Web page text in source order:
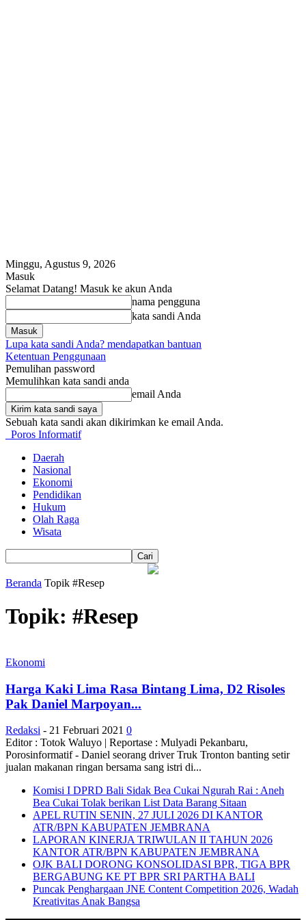
Minggu, Agustus 9, 2026
Masuk
Selamat Datang! Masuk ke akun Anda
nama pengguna
kata sandi Anda
Lupa kata sandi Anda? mendapatkan bantuan
Ketentuan Penggunaan
Pemulihan password
Memulihkan kata sandi anda
email Anda
Sebuah kata sandi akan dikirimkan ke email Anda.
Poros Informatif
Daerah
Nasional
Ekonomi
Pendidikan
Hukum
Olah Raga
Wisata
Beranda Topik #Resep
Topik: #Resep
Ekonomi
Harga Kaki Lima Rasa Bintang Lima, D2 Risoles
Pak Daniel Marpoyan...
Redaksi - 21 Februari 2021 0
Editor : Totok Waluyo | Reportase : Mulyadi Pekanbaru,
Porosinformatif - Daniel seorang driver Truk Tronton banting setir
jualan makanan ringan bersama sang istri di...
Komisi I DPRD Bali Sidak Bea Cukai Ngurah Rai : Aneh
Bea Cukai Tolak berikan List Data Barang Sitaan
APEL RUTIN SENIN, 27 JULI 2026 DI KANTOR
ATR/BPN KABUPATEN JEMBRANA
LAPORAN KINERJA TRIWULAN II TAHUN 2026
KANTOR ATR/BPN KABUPATEN JEMBRANA
OJK BALI DORONG KONSOLIDASI BPR, TIGA BPR
BERGABUNG KE PT BPR SRI PARTHA BALI
Puncak Penghargaan JNE Content Competition 2026, Wadah
Kreativitas Anak Bangsa